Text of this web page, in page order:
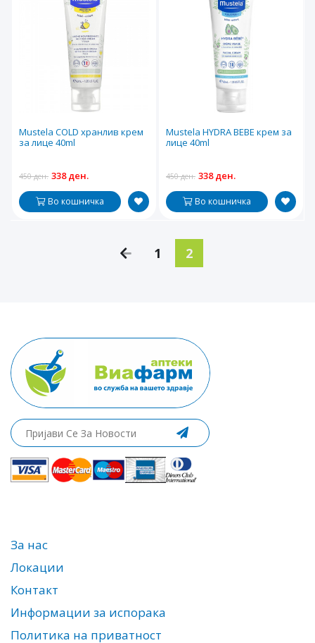
Mustela COLD хранлив крем
за лице 40ml
450 ден. 338 ден.
Во кошничка
Mustela HYDRA BEBE крем за
лице 40ml
450 ден. 338 ден.
Во кошничка
1 2
За нас
Локации
Контакт
Информации за испорака
Политика на приватност